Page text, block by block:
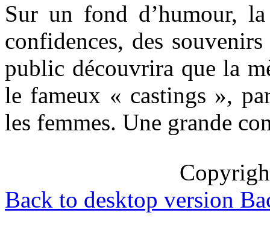
Sur un fond d’humour,
confidences, des
public découvrira que la
le fameux « castings »,
les femmes. Une grande
Back to desktop version